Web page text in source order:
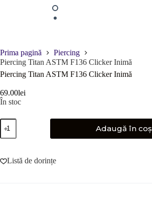
Prima pagină
Piercing
Piercing Titan ASTM F136 Clicker Inimă
Piercing Titan ASTM F136 Clicker Inimă
69.00lei
În stoc
Cantitate
Piercing
Titan
F136
Clicker
Adaugă în coș
Listă de dorințe